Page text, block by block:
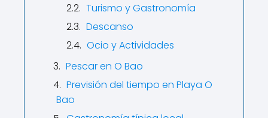
Turismo y Gastronomía
Descanso
Ocio y Actividades
Pescar en O Bao
Previsión del tiempo en Playa O
Bao